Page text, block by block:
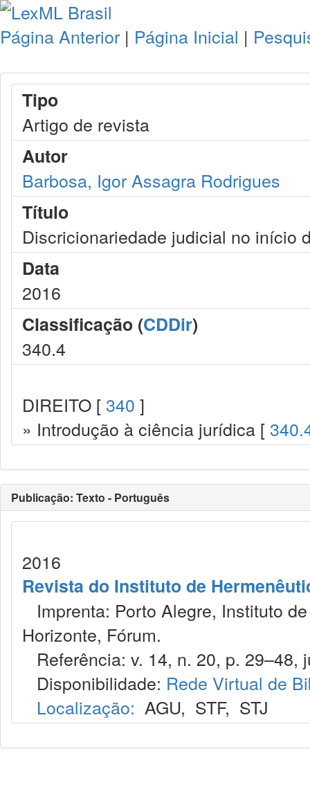
Página Anterior | Página Inicial |
Tipo
Artigo de revista
Autor
Barbosa, Igor Assagra Rodrigues
Título
Discricionariedade judicial no início
Data
2016
Classificação (CDDir)
340.4
DIREITO [ 340 ]
» Introdução à ciência jurídica [
Publicação: Texto - Português
2016
Revista do Instituto de
Imprenta: Porto Alegre, Instituto
Horizonte, Fórum.
Referência: v. 14, n. 20, p. 29–48,
Disponibilidade: Rede Virtual de
Localização: AGU, STF, STJ